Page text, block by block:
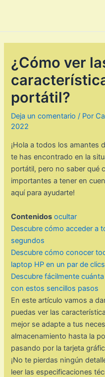
¿Cómo ver
portátil?
Deja un comentario / Por
2022
¡Hola a todos los amantes
te has encontrado en la
portátil, pero no saber qué
importantes a tener en
aquí para ayudarte!
Contenidos ocultar
Descubre cómo acceder a
segundos
Descubre cómo conocer
laptop HP en un par de clics
Descubre fácilmente
con estos sencillos pasos
En este artículo vamos a
puedas ver las
mejor se adapte a tus
almacenamiento hasta la
pasando por la tarjeta
¡No te pierdas ningún
leer las especificaciones